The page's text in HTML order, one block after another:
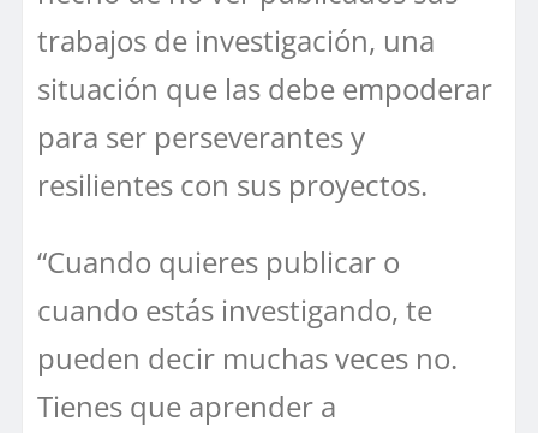
trabajos de investigación, una
situación que las debe empoderar
para ser perseverantes y
resilientes con sus proyectos.
“Cuando quieres publicar o
cuando estás investigando, te
pueden decir muchas veces no.
Tienes que aprender a